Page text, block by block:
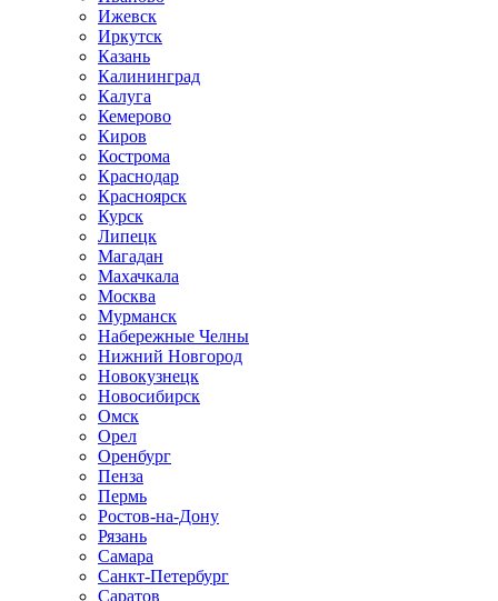
Ижевск
Иркутск
Казань
Калининград
Калуга
Кемерово
Киров
Кострома
Краснодар
Красноярск
Курск
Липецк
Магадан
Махачкала
Москва
Мурманск
Набережные Челны
Нижний Новгород
Новокузнецк
Новосибирск
Омск
Орел
Оренбург
Пенза
Пермь
Ростов-на-Дону
Рязань
Самара
Санкт-Петербург
Саратов